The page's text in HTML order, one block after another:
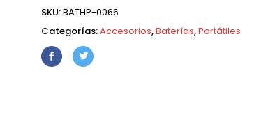
SKU:BATHP-0066
Categorías:Accesorios,Baterías,Portátiles